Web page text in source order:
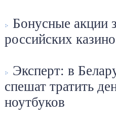
Бонусные акции
российских
Эксперт: в
спешат тратить
ноутбуков